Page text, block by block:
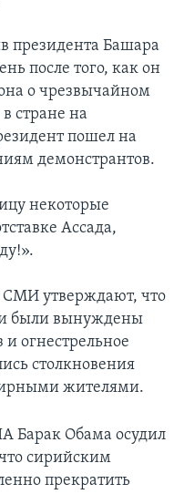
президента Башара
после того, как он
о чрезвычайном
стране на
пошел на
демонстрантов.
некоторые
Ассада,
СМИ утверждают, что
были вынуждены
огнестрельное
столкновения
жителями.
Барак Обама осудил
сирийским
прекратить